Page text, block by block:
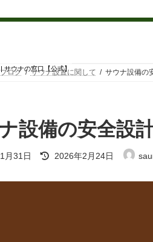
サウナの窓口【公式】
ブログ サウナ設置に関して サウナ設備の
設備の安全設
月31日
最
新
2026年2月24日